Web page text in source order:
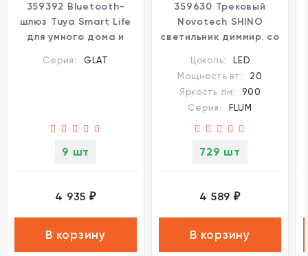
359392 Bluetooth-
шлюз Tuya Smart Life
для умного дома и
голосовыми
Серия: GLAT
9 шт
4 935 ₽
В корзину
359630 Трековый
Novotech SHINO
светильник диммир. со
цв.температуры, пульт
ДУ/Tuya Smart Life
IP20 LED 20W 48V
3000-6000K FLUM
Цоколь:
LED
Мощность вт:
20
Яркость лм:
900
Серия:
FLUM
729 шт
4 589 ₽
В корзину